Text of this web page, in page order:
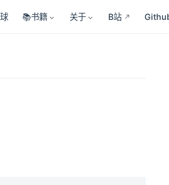
📚书籍 关于 B站